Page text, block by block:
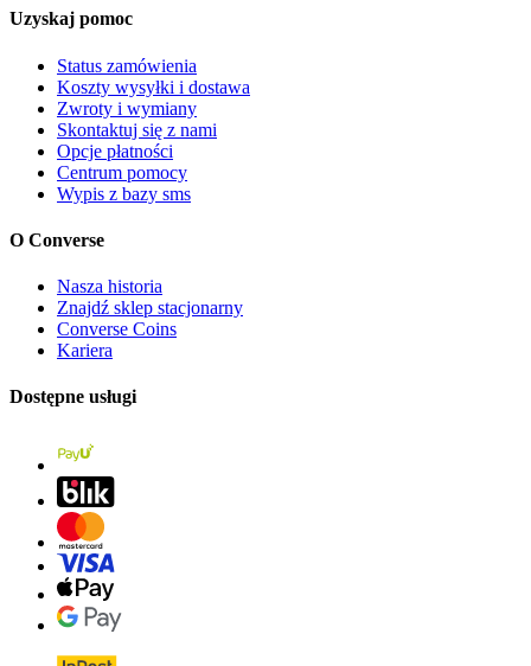
Uzyskaj pomoc
Status zamówienia
Koszty wysyłki i dostawa
Zwroty i wymiany
Skontaktuj się z nami
Opcje płatności
Centrum pomocy
Wypis z bazy sms
O Converse
Nasza historia
Znajdź sklep stacjonarny
Converse Coins
Kariera
Dostępne usługi